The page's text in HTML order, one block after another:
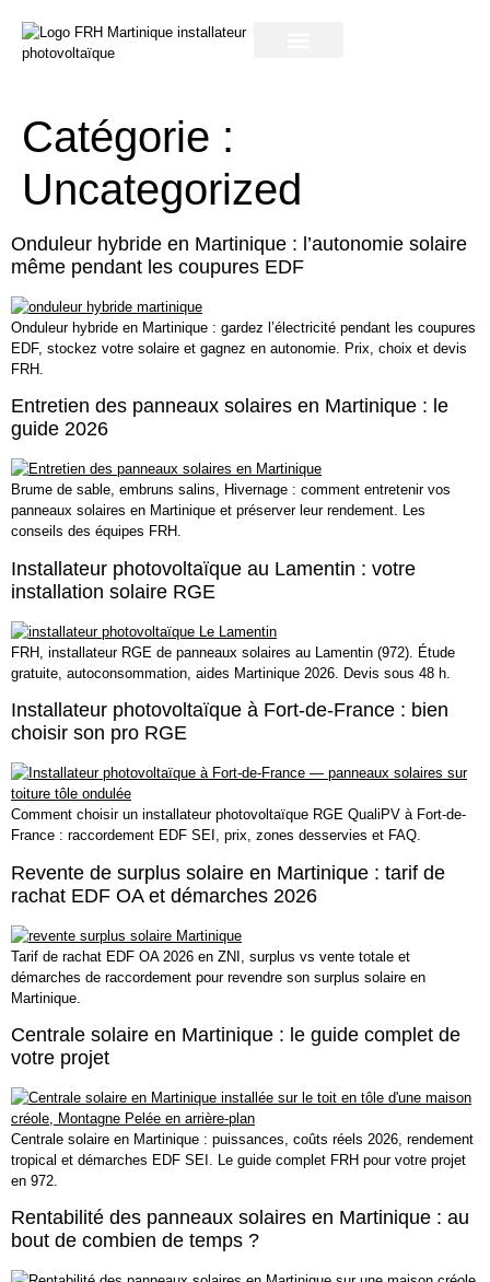
Catégorie :
Uncategorized
Onduleur hybride en Martinique : l’autonomie solaire
même pendant les coupures EDF
Onduleur hybride en Martinique : gardez l’électricité pendant les coupures
EDF, stockez votre solaire et gagnez en autonomie. Prix, choix et devis
FRH.
Entretien des panneaux solaires en Martinique : le
guide 2026
Brume de sable, embruns salins, Hivernage : comment entretenir vos
panneaux solaires en Martinique et préserver leur rendement. Les
conseils des équipes FRH.
Installateur photovoltaïque au Lamentin : votre
installation solaire RGE
FRH, installateur RGE de panneaux solaires au Lamentin (972). Étude
gratuite, autoconsommation, aides Martinique 2026. Devis sous 48 h.
Installateur photovoltaïque à Fort-de-France : bien
choisir son pro RGE
Comment choisir un installateur photovoltaïque RGE QualiPV à Fort-de-
France : raccordement EDF SEI, prix, zones desservies et FAQ.
Revente de surplus solaire en Martinique : tarif de
rachat EDF OA et démarches 2026
Tarif de rachat EDF OA 2026 en ZNI, surplus vs vente totale et
démarches de raccordement pour revendre son surplus solaire en
Martinique.
Centrale solaire en Martinique : le guide complet de
votre projet
Centrale solaire en Martinique : puissances, coûts réels 2026, rendement
tropical et démarches EDF SEI. Le guide complet FRH pour votre projet
en 972.
Rentabilité des panneaux solaires en Martinique : au
bout de combien de temps ?